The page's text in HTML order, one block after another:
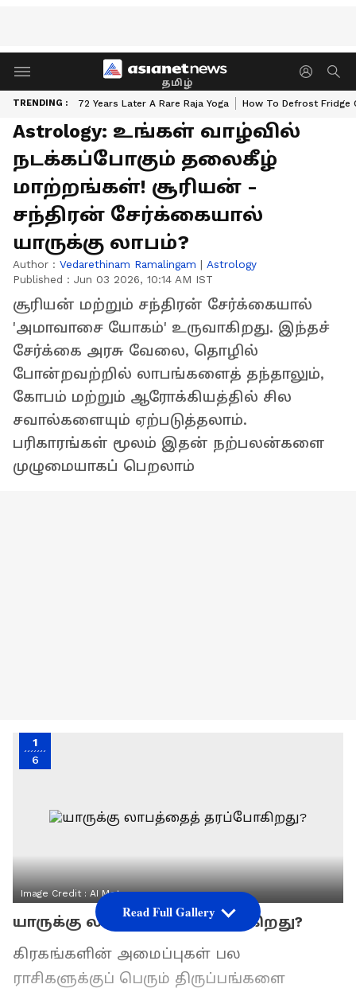
தமிழ்
TRENDING : 72 Years Later A Rare Raja Yoga How To Defrost Fridge
Astrology: உங்கள் வாழ்வில்
நடக்கப்போகும் தலைகீழ்
மாற்றங்கள்! சூரியன் -
சந்திரன் சேர்க்கையால்
யாருக்கு லாபம்?
Author : Vedarethinam Ramalingam | Astrology
Published : Jun 03 2026, 10:14 AM IST
சூரியன் மற்றும் சந்திரன் சேர்க்கையால்
'அமாவாசை யோகம்' உருவாகிறது. இந்தச்
சேர்க்கை அரசு வேலை, தொழில்
போன்றவற்றில் லாபங்களைத் தந்தாலும்,
கோபம் மற்றும் ஆரோக்கியத்தில் சில
சவால்களையும் ஏற்படுத்தலாம்.
பரிகாரங்கள் மூலம் இதன் நற்பலன்களை
முழுமையாகப் பெறலாம்
1
6
Image Credit : AI Meta
யாருக்கு லாபத்தைத் தரப்போகிறது?
கிரகங்களின் அமைப்புகள் பல
ராசிகளுக்குப் பெரும் திருப்பங்களை
Read Full Gallery